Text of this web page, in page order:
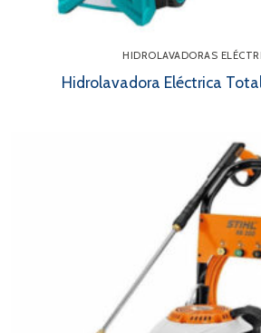
HIDROLAVADORAS
Hidrolavadora Eléctrica